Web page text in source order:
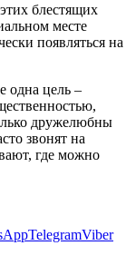
блестящих
месте
появляться на
одна цель –
дружелюбны
звонят на
где можно
TelegramViber